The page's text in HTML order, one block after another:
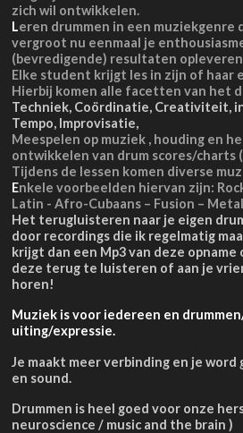
zich wil ontwikkelen.
Leren drummen in een muziekgenre
vergroot nu eenmaal je
(bevredigende) resultaten
Elke student krijgt les in zijn of haar
Hierbij komen alle facetten van het
Techniek, Coördinatie, Creativiteit,
Tempo, Improvisatie,
Meespelen op muziek , houding en
ontwikkelen van drum scores/charts
Tijdens de lessen komen diverse
Enkele voorbeelden hiervan zijn:
Latin - Afro-Cubaans – Fusion –
Het terugluisteren naar je eigen
door recordings die ik regelmatig
krijgt dan een Mp3 van deze opname
deze terug te luisteren of aan je
horen!
Muziek is voor iedereen en
uiting/expressie.
Je maakt meer verbinding en je word
en sound.
Drummen is heel goed voor onze
neuroscience / music and the brain )